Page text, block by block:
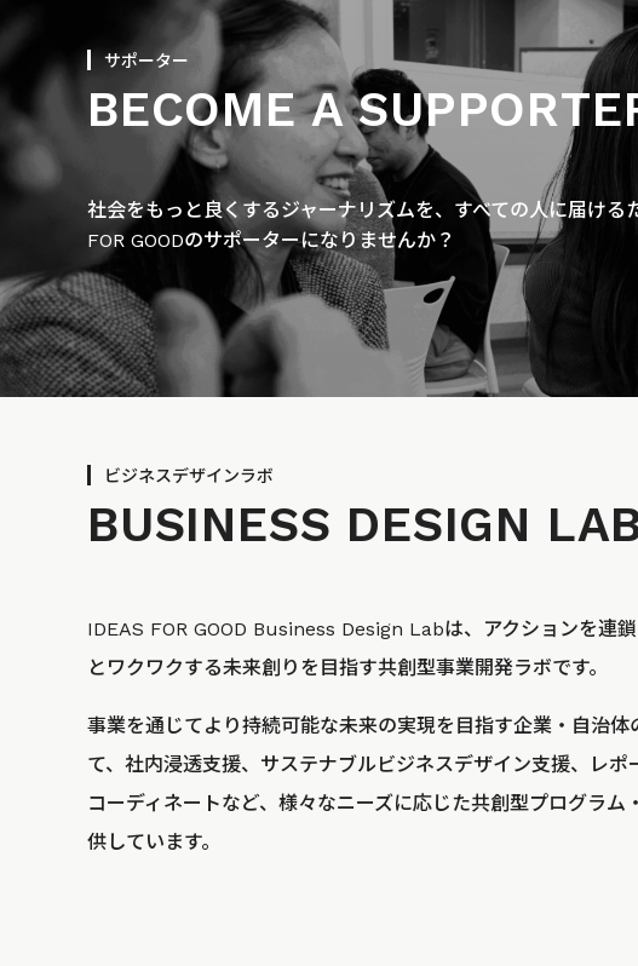
サポーター
BECOME A
社会をもっと良くするジャーナリズムを、すべての人に届ける
FOR GOODのサポーターになりませんか？
ビジネスデザインラボ
BUSINESS DESIGN
IDEAS FOR GOOD Business Design Labは、アクションを連
とワクワクする未来創りを目指す共創型事業開発ラボです。
事業を通じてより持続可能な未来の実現を目指す企業・自治体
て、社内浸透支援、サステナブルビジネスデザイン支援、レポ
コーディネートなど、様々なニーズに応じた共創型プログラム
供しています。